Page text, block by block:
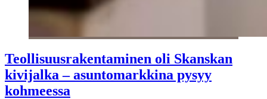
Teollisuusrakentaminen oli Skanskan
kivijalka – asuntomarkkina pysyy
kohmeessa